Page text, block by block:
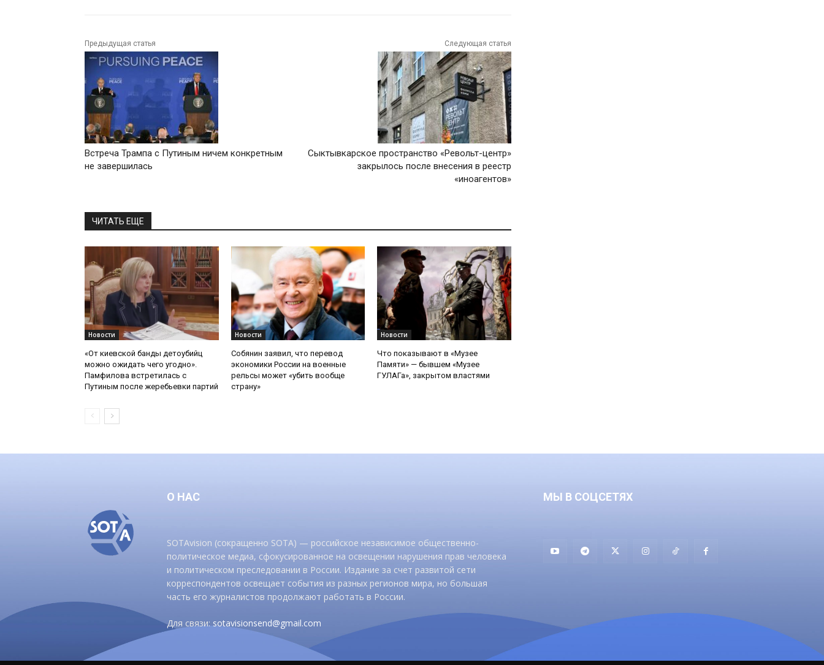
Предыдущая статья
Встреча Трампа с Путиным ничем конкретным
не завершилась
Следующая статья
Сыктывкарское пространство «Револьт-центр»
закрылось после внесения в реестр
«иноагентов»
ЧИТАТЬ ЕЩЕ
Новости
«От киевской банды детоубийц
можно ожидать чего угодно».
Памфилова встретилась с
Путиным после жеребьевки партий
Новости
Собянин заявил, что перевод
экономики России на военные
рельсы может «убить вообще
страну»
Новости
Что показывают в «Музее
Памяти» — бывшем «Музее
ГУЛАГа», закрытом властями
О НАС
SOTAvision (сокращенно SOTA) — российское независимое общественно-
политическое медиа, сфокусированное на освещении нарушения прав человека
и политическом преследовании в России. Издание за счет развитой сети
корреспондентов освещает события из разных регионов мира, но большая
часть его журналистов продолжают работать в России.
Для связи:sotavisionsend@gmail.com
МЫ В СОЦСЕТЯХ